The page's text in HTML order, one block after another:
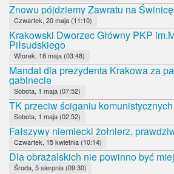
Znowu pójdziemy Zawratu na Świnicę
Czwartek, 20 maja (11:10)
Krakowski Dworzec Główny PKP
Piłsudskiego
Wtorek, 18 maja (03:48)
Mandat dla prezydenta Krakowa za
gabinecie
Sobota, 1 maja (07:52)
TK przeciw ściganiu
Sobota, 1 maja (02:52)
Fałszywy niemiecki żołnierz,
Czwartek, 15 kwietnia (10:14)
Dla obrażalskich nie powinno być
Środa, 5 sierpnia (09:30)